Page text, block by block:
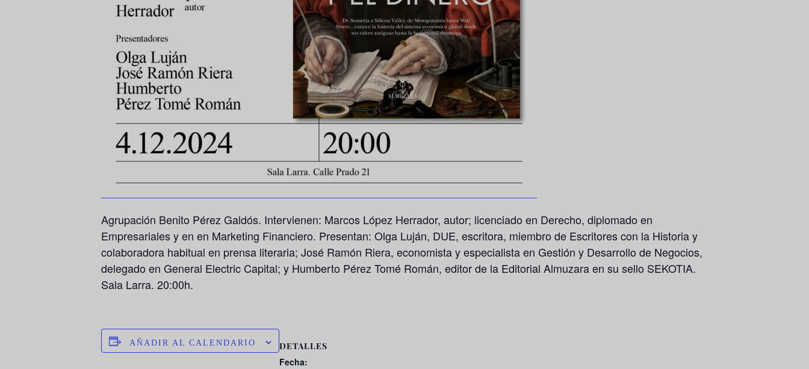
Agrupación Benito Pérez Galdós. Intervienen: Marcos López Herrador, autor; licenciado en Derecho, diplomado en
Empresariales y en en Marketing Financiero. Presentan: Olga Luján, DUE, escritora, miembro de Escritores con la Historia y
colaboradora habitual en prensa literaria; José Ramón Riera, economista y especialista en Gestión y Desarrollo de Negocios,
delegado en General Electric Capital; y Humberto Pérez Tomé Román, editor de la Editorial Almuzara en su sello SEKOTIA.
Sala Larra. 20:00h.
AÑADIR AL CALENDARIO DETALLES
Fecha: